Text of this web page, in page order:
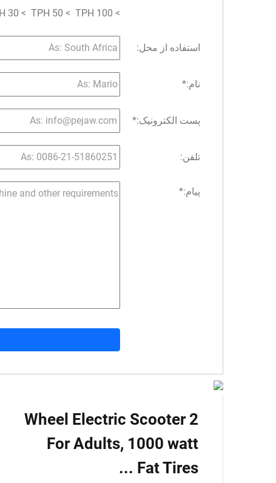
> 100 TPH
> 50 TPH
> 30 TPH
استفاده از محل:
نام:*
پست الکترونیک:*
تلفن:
پیام:*
2 Wheel Electric Scooter
For Adults, 1000 watt
Fat Tires ...